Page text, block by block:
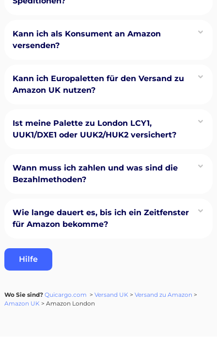
Kann ich als Konsument an Amazon
versenden?
Kann ich Europaletten für den Versand zu
Amazon UK nutzen?
Ist meine Palette zu London LCY1,
UUK1/DXE1 oder UUK2/HUK2 versichert?
Wann muss ich zahlen und was sind die
Bezahlmethoden?
Wie lange dauert es, bis ich ein Zeitfenster
für Amazon bekomme?
Hilfe
Wo Sie sind? Quicargo.com > Versand UK > Versand zu Amazon >
Amazon UK > Amazon London